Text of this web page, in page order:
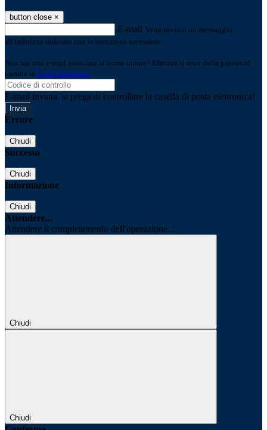
button close ×
E-mail Verrà inviato un messaggio
all'indirizzo indicato con le istruzioni necessarie.
Non hai una e-mail associata al nome utente? Effettua il reset della password
tramite la Login Spaggiari
E-mail inviata, si prega di controllare la casella di posta elettronica!
Errore
Chiudi
Successo
Chiudi
Informazione
Chiudi
Attendere...
Attendere il completamento dell'operazione...
Chiudi
Chiudi